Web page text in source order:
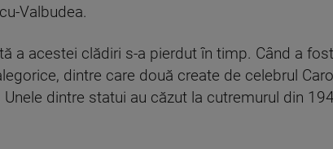
Valbudea.
a acestei clădiri s-a pierdut în timp. Când a
dintre care două create de celebrul
dintre statui au căzut la cutremurul din